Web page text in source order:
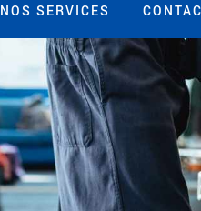
NOS SERVICES